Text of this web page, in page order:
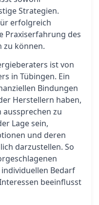
Strategien.
erfolgreich
Praxiserfahrung des
zu können.
ist von
in Tübingen. Ein
Bindungen
Herstellern haben,
zu
Lage sein,
und deren
darzustellen. So
Bedarf
beeinflusst